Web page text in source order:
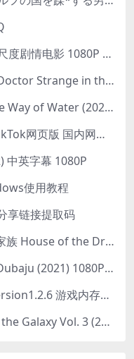
B级文件 B컷 (2022) 韩国大尺度剧情电影 1080P 中字
奇异博士2：疯狂多元宇宙 Doctor Strange in the Multiverse of Madness (2022) 高清版1080p
阿凡达：水之道 Avatar: The Way of Water (2022) 1080p 2k 4k 中文字幕
ProxiTok 开源国际版抖音TikTok网页版 国内网络直连
中英字幕 1080P
使用教程
享链接提取码
HBO 权力的游戏前传 龙之家族 House of the Dragon (2022) 中字 1080P 更新4集
迪拜的女孩 Dziewczyny z Dubaju (2021) 1080P 中字
IOS 越狱软件iMemScan version1.2.6 游戏内存修改器
银河护卫队3 Guardians of the Galaxy Vol. 3 (2023)4K高清资源1080p只分享精品